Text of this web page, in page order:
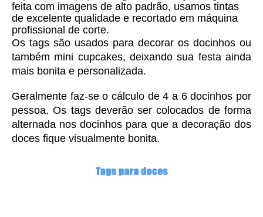
feita com imagens de alto padrão, usamos tintas
de excelente qualidade e recortado em máquina
profissional de corte.
Os tags são usados para decorar os docinhos ou
também mini cupcakes, deixando sua festa ainda
mais bonita e personalizada.
Geralmente faz-se o cálculo de 4 a 6 docinhos por
pessoa. Os tags deverão ser colocados de forma
alternada nos docinhos para que a decoração dos
doces fique visualmente bonita.